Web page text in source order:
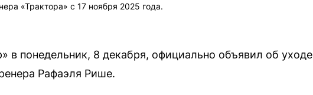
«Трактора» с 17 ноября 2025 года.
в понедельник, 8 декабря, официально объявил об уходе
Рафаэля Рише.